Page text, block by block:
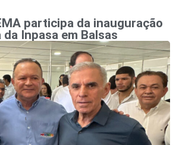
participa da inauguração
Inpasa em Balsas